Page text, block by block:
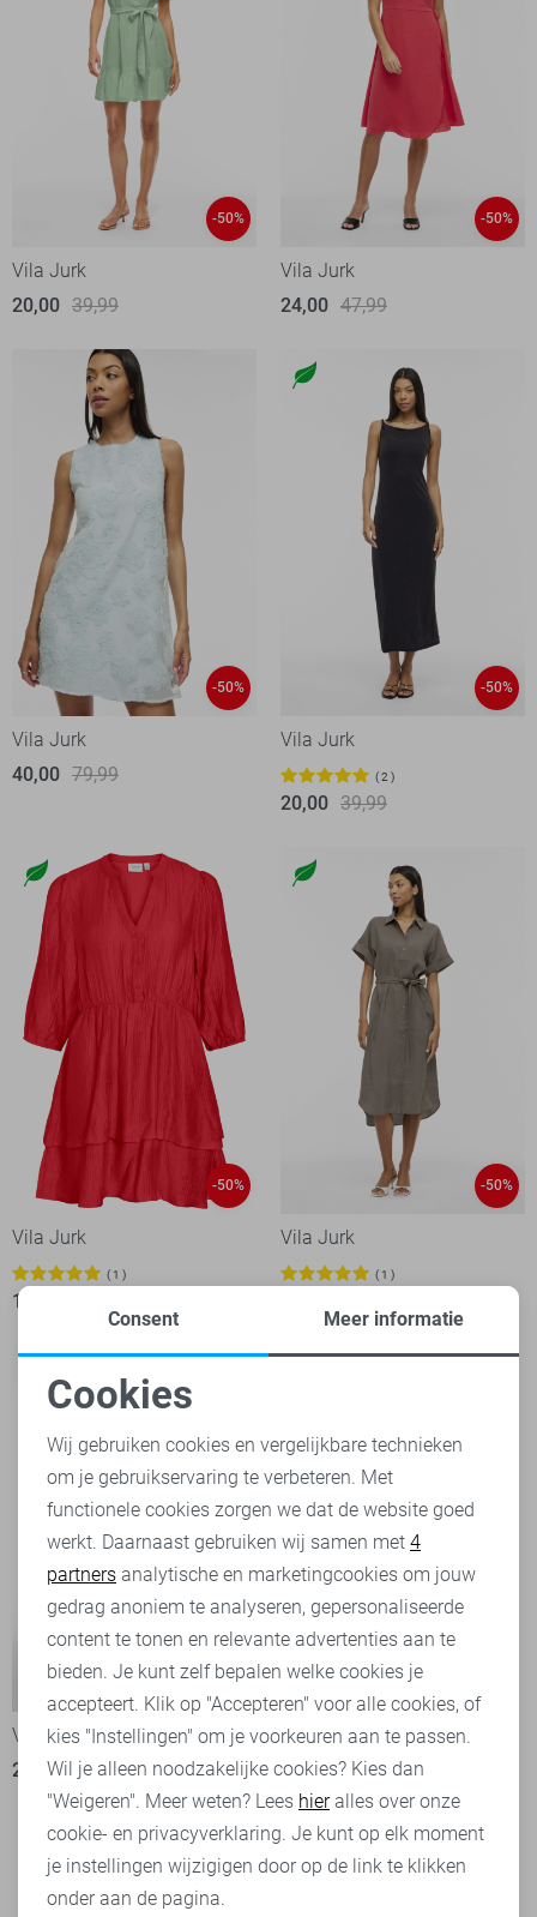
-50%
Vila Jurk
20,00 39,99
-50%
Vila Jurk
24,00 47,99
-50%
Vila Jurk
40,00 79,99
-50%
Vila Jurk
2
20,00 39,99
-50%
Vila Jurk
1
17,50
-50%
Vila Jurk
1
-50%
Vila Jurk
24,00
47,99
Filter 2
Noodzakelijke cookies
Personalisatie cookies
Analytische cookies
Marketing cookies
Consent Meer informatie
Cookies
Wij gebruiken cookies en vergelijkbare technieken
om je gebruikservaring te verbeteren. Met
functionele cookies zorgen we dat de website goed
werkt. Daarnaast gebruiken wij samen met 4
partners analytische en marketingcookies om jouw
gedrag anoniem te analyseren, gepersonaliseerde
content te tonen en relevante advertenties aan te
bieden. Je kunt zelf bepalen welke cookies je
accepteert. Klik op "Accepteren" voor alle cookies, of
kies "Instellingen" om je voorkeuren aan te passen.
Wil je alleen noodzakelijke cookies? Kies dan
"Weigeren". Meer weten? Lees hieralles over onze
cookie- en privacyverklaring. Je kunt op elk moment
je instellingen wijzigigen door op de link te klikken
onder aan de pagina.